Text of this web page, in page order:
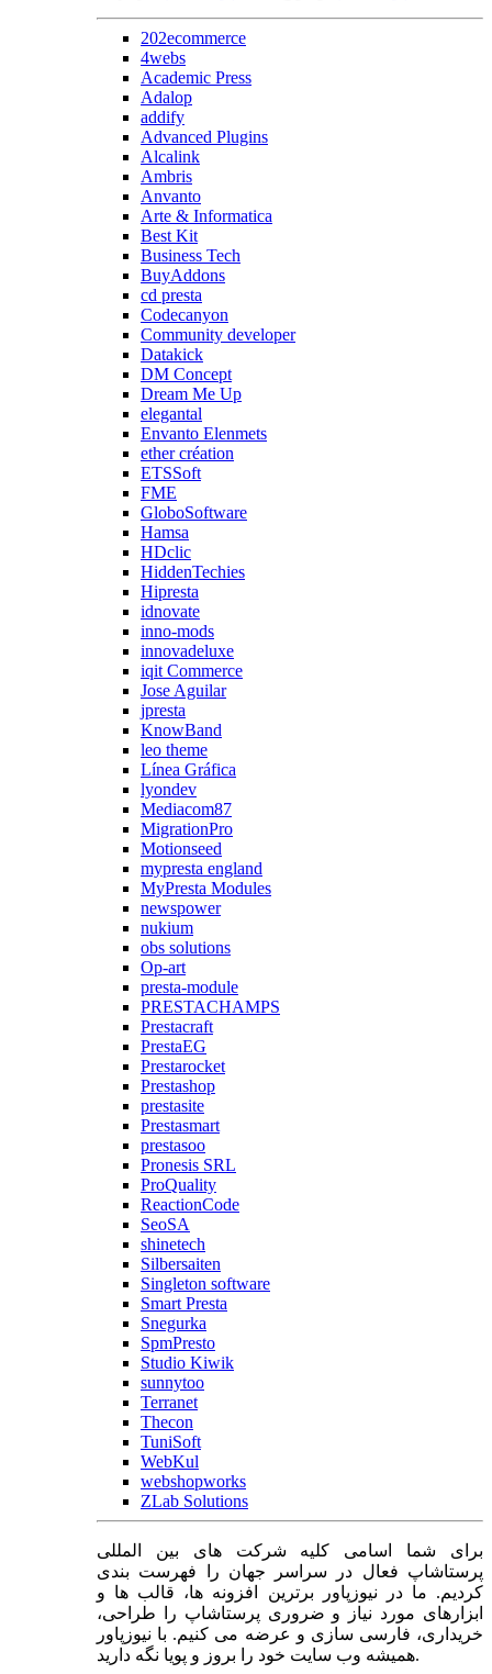
202ecommerce
4webs
Academic Press
Adalop
addify
Advanced Plugins
Alcalink
Ambris
Anvanto
Arte & Informatica
Best Kit
Business Tech
BuyAddons
cd presta
Codecanyon
Community developer
Datakick
DM Concept
Dream Me Up
elegantal
Envanto Elenmets
ether création
ETSSoft
FME
GloboSoftware
Hamsa
HDclic
HiddenTechies
Hipresta
idnovate
inno-mods
innovadeluxe
iqit Commerce
Jose Aguilar
jpresta
KnowBand
leo theme
Línea Gráfica
lyondev
Mediacom87
MigrationPro
Motionseed
mypresta england
MyPresta Modules
newspower
nukium
obs solutions
Op-art
presta-module
PRESTACHAMPS
Prestacraft
PrestaEG
Prestarocket
Prestashop
prestasite
Prestasmart
prestasoo
Pronesis SRL
ProQuality
ReactionCode
SeoSA
shinetech
Silbersaiten
Singleton software
Smart Presta
Snegurka
SpmPresto
Studio Kiwik
sunnytoo
Terranet
Thecon
TuniSoft
WebKul
webshopworks
ZLab Solutions
برای شما اسامی کلیه شرکت های بین المللی
پرستاشاپ فعال در سراسر جهان را فهرست بندی
کردیم. ما در نیوزپاور برترین افزونه ها، قالب ها و
ابزارهای مورد نیاز و ضروری پرستاشاپ را طراحی،
خریداری، فارسی سازی و عرضه می کنیم. با نیوزپاور
همیشه وب سایت خود را بروز و پویا نگه دارید.